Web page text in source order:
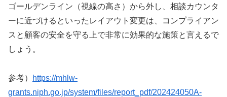
ゴールデンライン（視線の高さ）から外し、相談カウンタ
ーに近づけるといったレイアウト変更は、コンプライアン
スと顧客の安全を守る上で非常に効果的な施策と言えるで
しょう。
参考）
https://mhlw-
grants.niph.go.jp/system/files/report_pdf/202424050A-